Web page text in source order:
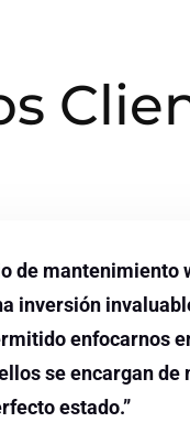
de mantenimiento
inversión
enfocarnos
se encargan
estado.”